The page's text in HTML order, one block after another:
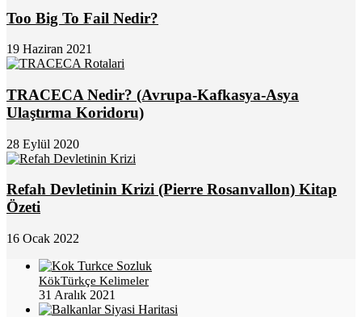
Too Big To Fail Nedir?
19 Haziran 2021
TRACECA Nedir? (Avrupa-Kafkasya-Asya
Ulaştırma Koridoru)
28 Eylül 2020
Refah Devletinin Krizi (Pierre Rosanvallon) Kitap
Özeti
16 Ocak 2022
KökTürkçe Kelimeler
31 Aralık 2021